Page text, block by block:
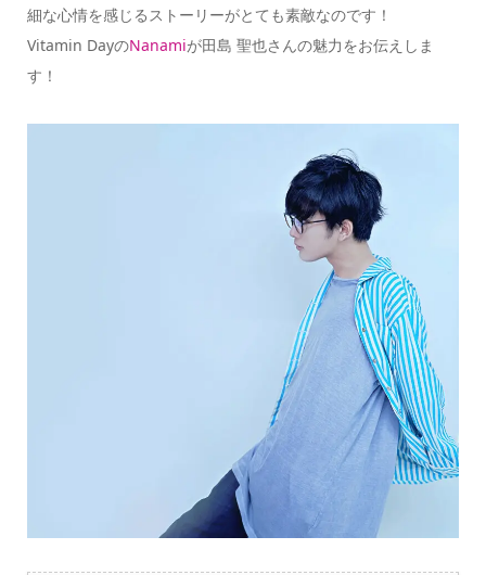
細な心情を感じるストーリーがとても素敵なのです！
Vitamin DayのNanamiが田島 聖也さんの魅力をお伝えしま
す！